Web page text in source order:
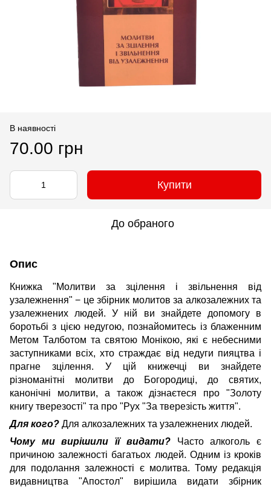
В наявності
70.00 грн
Купити
До обраного
Опис
Книжка "Молитви за зцілення і звільнення від
узалежнення" − це збірник молитов за алкозалежних та
узалежнених людей. У ній ви знайдете допомогу в
боротьбі з цією недугою, познайомитесь із блаженним
Метом Талботом та святою Монікою, які є небесними
заступниками всіх, хто страждає від недуги пияцтва і
прагне зцілення. У цій книжечці ви знайдете
різноманітні молитви до Богородиці, до святих,
канонічні молитви, а також дізнаєтеся про "Золоту
книгу тверезості" та про "Рух "За тверезість життя".
Для кого? Для алкозалежних та узалежнених людей.
Чому ми вирішили її видати?Часто алкоголь є
причиною залежності багатьох людей. Одним із кроків
для подолання залежності є молитва. Тому редакція
видавництва "Апостол" вирішила видати збірник